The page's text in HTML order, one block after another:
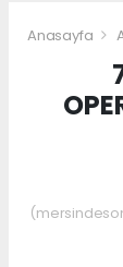
Anasayfa